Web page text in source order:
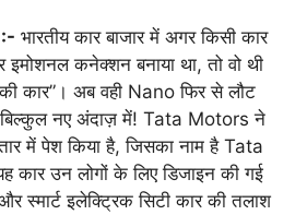
भारतीय कार बाजार में अगर किसी कार
इमोशनल कनेक्शन बनाया था, तो वो थी
कार”। अब वही Nano फिर से लौट
नए अंदाज़ में! Tata Motors ने
में पेश किया है, जिसका नाम है Tata
उन लोगों के लिए डिजाइन की गई
स्मार्ट इलेक्ट्रिक सिटी कार की तलाश